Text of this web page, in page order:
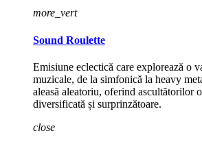
more_vert
Sound Roulette
Emisiune eclectică care explorează o
muzicale, de la simfonică la heavy
aleasă aleatoriu, oferind ascultătorilor
diversificată și surprinzătoare.
close